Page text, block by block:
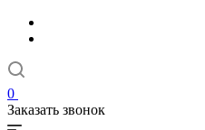
0
Заказать звонок